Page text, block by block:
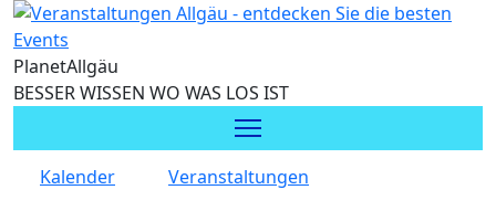
Direkt zum Inhalt
PlanetAllgäu
BESSER WISSEN WO WAS LOS IST
Kalender Veranstaltungen